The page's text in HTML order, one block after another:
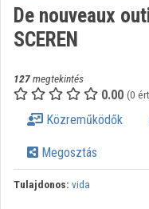
Közreműködők
De nouveaux
SCEREN
127megtekintés
0.00 (0
Közreműködők
Megosztás
Tulajdonos: vida